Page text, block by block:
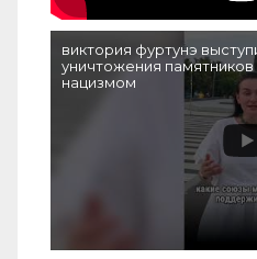
виктория фуртунэ
уничтожения
нацизмом